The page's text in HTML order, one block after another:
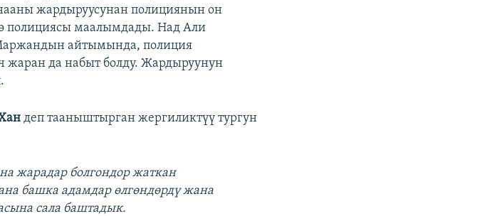
жардыруусунан полициянын он
полициясы маалымдады. Над Али
айтымында, полиция
жаран да набыт болду. Жардыруунун
деп тааныштырган жергиликтүү тургун
жарадар болгондор жаткан
башка адамдар өлгөндөрдү жана
сала баштадык.